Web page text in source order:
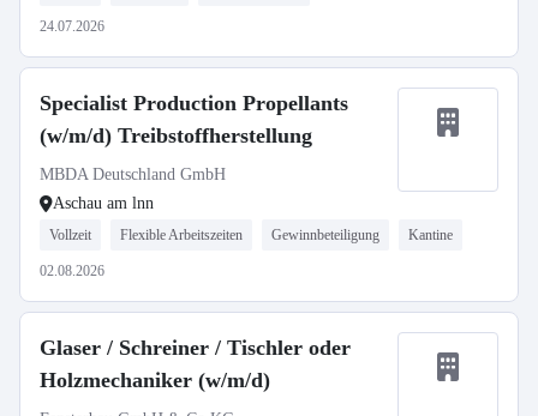
24.07.2026
Specialist Production Propellants
(w/m/d) Treibstoffherstellung
MBDA Deutschland GmbH
Aschau am lnn
Vollzeit Flexible Arbeitszeiten Gewinnbeteiligung Kantine
02.08.2026
Glaser / Schreiner / Tischler oder
Holzmechaniker (w/m/d)